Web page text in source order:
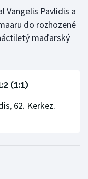
Vangelis Pavlidis a
do rozhozené
maďarský
(1:1)
62. Kerkez.